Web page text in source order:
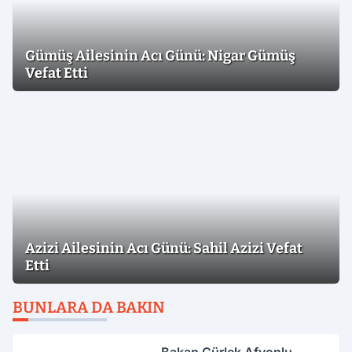
Gümüş Ailesinin Acı Günü: Nigar Gümüş
Vefat Etti
Azizi Ailesinin Acı Günü: Sahil Azizi Vefat
Etti
BUNLARA DA BAKIN